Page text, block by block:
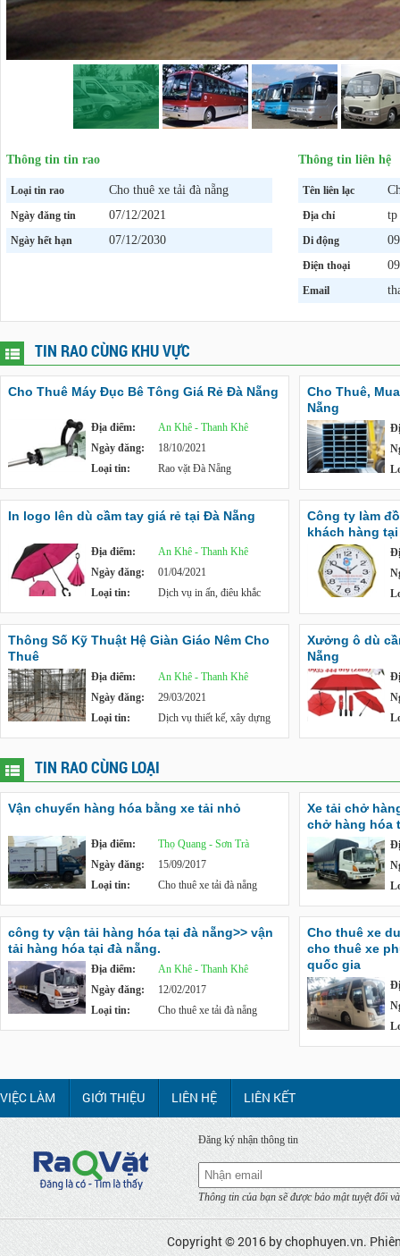
Thông tin tin rao
Loại tin rao Cho thuê xe tải đà nẵng
Ngày đăng tin 07/12/2021
Ngày hết hạn 07/12/2030
Thông tin liên hệ
Tên liên lạc
Địa chỉ tp
Di động
Điện thoại
Email
TIN RAO CÙNG KHU VỰC
Cho Thuê Máy Đục Bê Tông Giá Rẻ Đà Nẵng
Địa điểm:
An Khê - Thanh Khê
Ngày đăng:
18/10/2021
Loại tin:
Rao vặt Đà Nẵng
Cho Thuê,
Nẵng
In logo lên dù cầm tay giá rẻ tại Đà Nẵng
Địa điểm:
An Khê - Thanh Khê
Ngày đăng:
01/04/2021
Loại tin:
Dịch vụ in ấn, điêu khắc
Công ty làm
khách hàng tại
Thông Số Kỹ Thuật Hệ Giàn Giáo Nêm Cho
Thuê
Địa điểm:
An Khê - Thanh Khê
Ngày đăng:
29/03/2021
Loại tin:
Dịch vụ thiết kế, xây dựng
Xưởng ô dù
Nẵng
TIN RAO CÙNG LOẠI
Vận chuyển hàng hóa bằng xe tải nhỏ
Địa điểm:
Thọ Quang - Sơn Trà
Ngày đăng:
15/09/2017
Loại tin:
Cho thuê xe tải đà nẵng
Xe tải chở
chở hàng hóa
công ty vận tải hàng hóa tại đà nẵng>> vận
tải hàng hóa tại đà nẵng.
Địa điểm:
An Khê - Thanh Khê
Ngày đăng:
12/02/2017
Loại tin:
Cho thuê xe tải đà nẵng
Cho thuê xe
cho thuê xe
quốc gia
VIỆC LÀM GIỚI THIỆU LIÊN HỆ LIÊN KẾT
Đăng ký nhận thông tin
Thông tin của bạn sẽ được bảo mật tuyệt đối
Copyright © 2016 bychophuyen.vn.